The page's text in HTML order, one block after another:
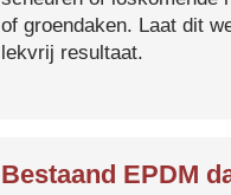
of groendaken. Laat dit
lekvrij resultaat.
Bestaand EPDM